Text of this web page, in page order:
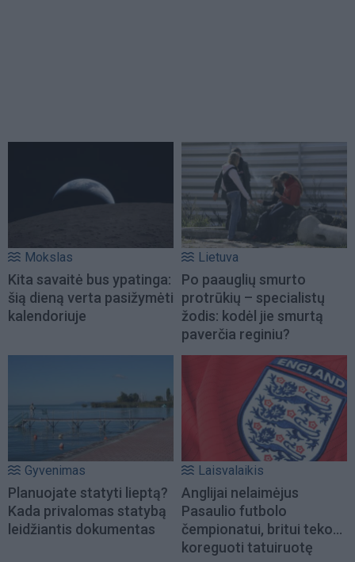
Mokslas
Kita savaitė bus ypatinga:
šią dieną verta pasižymėti
kalendoriuje
Lietuva
Po paauglių smurto
protrūkių – specialistų
žodis: kodėl jie smurtą
paverčia reginiu?
Gyvenimas
Planuojate statyti lieptą?
Kada privalomas statybą
leidžiantis dokumentas
Laisvalaikis
Anglijai nelaimėjus
Pasaulio futbolo
čempionatui, britui teko...
koreguoti tatuiruotę